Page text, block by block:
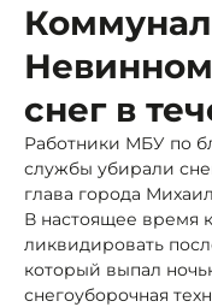
снег в
Работники МБУ по
службы убирали
глава города
В настоящее время
ликвидировать
который выпал
снегоуборочная